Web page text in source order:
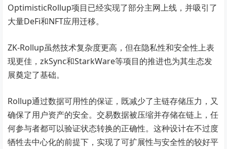
OptimisticRollup项目已经实现了部分主网上线，并吸引了
大量DeFi和NFT应用迁移。
ZK-Rollup虽然技术复杂度更高，但在隐私性和安全性上表
现更佳，zkSync和StarkWare等项目的推进也为其生态发
展奠定了基础。
Rollup通过数据可用性的保证，既减少了主链存储压力，又
确保了用户资产的安全。交易数据被压缩并存储在链上，任
何参与者都可以验证状态转换的正确性。这种设计在不过度
牺牲去中心化的前提下，实现了可扩展性与安全性的较好平